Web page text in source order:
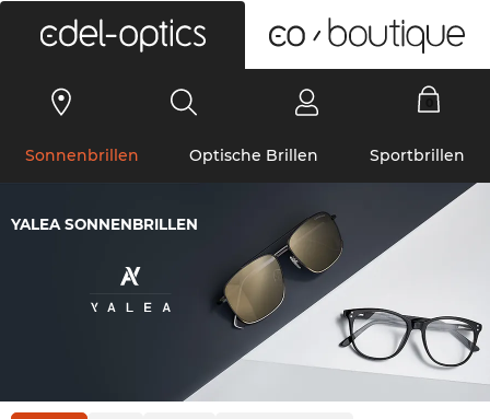
Sonnenbrillen Optische Brillen Sportbrillen
YALEA SONNENBRILLEN